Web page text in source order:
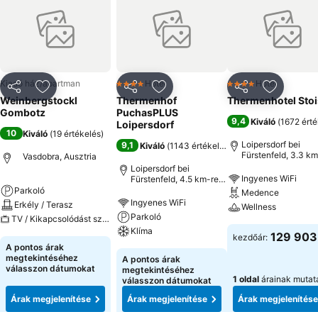
MegosztásHozzáadás a kedvencekhez
Kiadó ház/apartman
Weinbergstockl
Gombotz
10 Kiváló (19 értékelés)
Vasdobra, Ausztria
Parkoló
Erkély / Terasz
TV / Kikapcsolódást szolgáló extrák
A pontos árak
megtekintéséhez
válasszon dátumokat
Árak megjelenítése
MegosztásHozzáadás a kedvencekhez
4 Kategória
Hotel
Thermenhof
PuchasPLUS
Loipersdorf
9,1 Kiváló (1143 értékelés )
Loipersdorf bei
Fürstenfeld, 4.5 km-re
Ingyenes WiFi
Parkoló
Klíma
A pontos árak
megtekintéséhez
válasszon dátumokat
Árak megjelenítése
Megosztás
4 Kategória
Hotel
Thermenhotel
9,4 Kiváló (1672
Loipersdorf bei
Fürstenfeld, 3.3
Ingyenes WiFi
Medence
Wellness
kezdőár: 129
1 oldal árainak
Árak megjelenítése